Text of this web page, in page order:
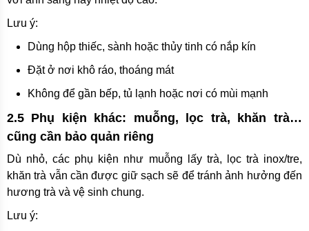
Lưu ý:
Dùng hộp thiếc, sành hoặc thủy tinh có nắp kín
Đặt ở nơi khô ráo, thoáng mát
Không để gần bếp, tủ lạnh hoặc nơi có mùi mạnh
2.5 Phụ kiện khác: muỗng, lọc trà, khăn trà…
cũng cần bảo quản riêng
Dù nhỏ, các phụ kiện như muỗng lấy trà, lọc trà inox/tre,
khăn trà vẫn cần được giữ sạch sẽ để tránh ảnh hưởng đến
hương trà và vệ sinh chung.
Lưu ý: